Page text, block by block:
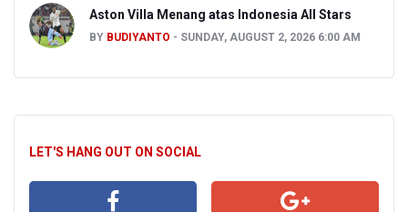
Aston Villa Menang atas Indonesia All Stars
BY BUDIYANTO SUNDAY, AUGUST 2, 2026 6:00 AM
LET'S HANG OUT ON SOCIAL